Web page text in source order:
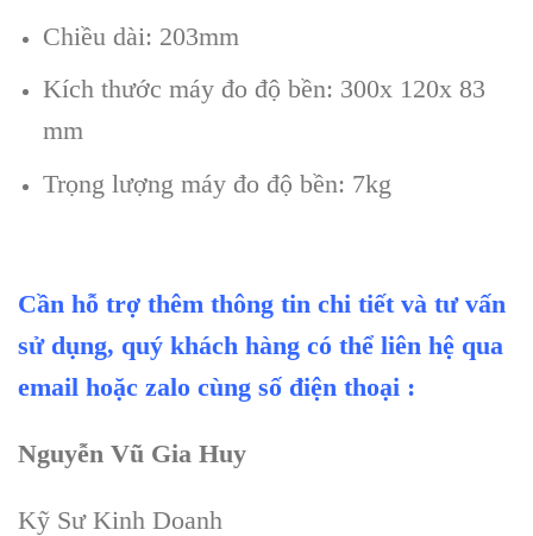
Chiều dài: 203mm
Kích thước máy đo độ bền: 300x 120x 83
mm
Trọng lượng máy đo độ bền: 7kg
Cần hỗ trợ thêm thông tin chi tiết và tư vấn
sử dụng, quý khách hàng có thể liên hệ qua
email hoặc zalo cùng số điện thoại :
Nguyễn Vũ Gia Huy
Kỹ Sư Kinh Doanh